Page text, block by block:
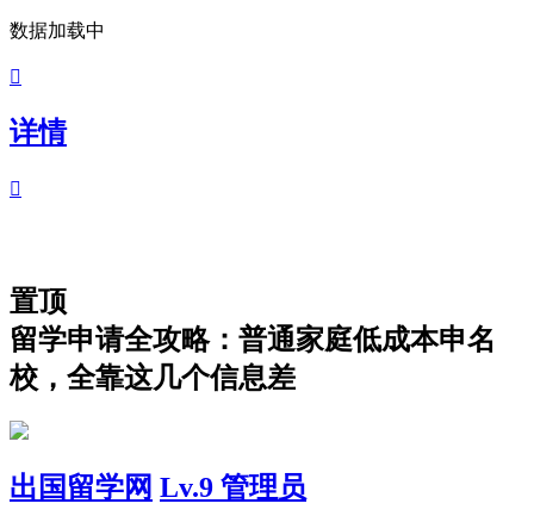
数据加载中

详情

置顶
留学申请全攻略：普通家庭低成本申名
校，全靠这几个信息差
出国留学网 Lv.9 管理员